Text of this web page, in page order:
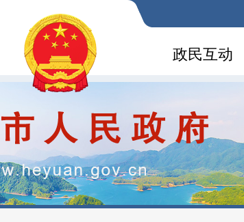
政民互动